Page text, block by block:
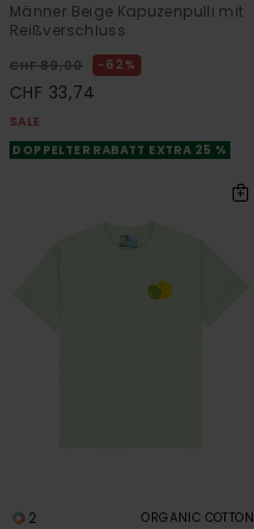
Männer Beige Kapuzenpulli mit
Reißverschluss
CHF 89,00 62%
CHF 33,74
SALE
DOPPELTER RABATT EXTRA 25 %
2 ORGANIC COTTON